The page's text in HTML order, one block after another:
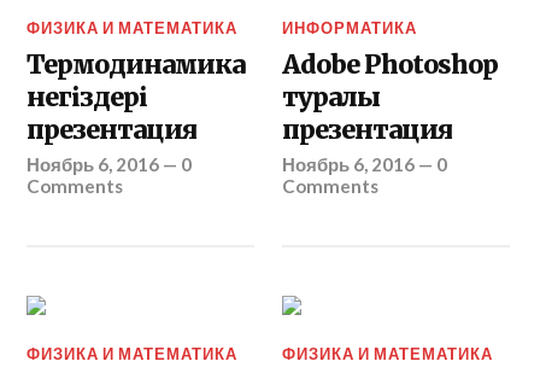
ФИЗИКА И МАТЕМАТИКА
Термодинамика
негіздері
презентация
Ноябрь 6, 2016 — 0
Comments
ИНФОРМАТИКА
Adobe Photoshop
туралы
презентация
Ноябрь 6, 2016 — 0
Comments
ФИЗИКА И МАТЕМАТИКА ФИЗИКА И МАТЕМАТИКА